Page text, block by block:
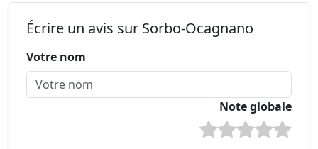
Écrire un avis sur Sorbo-Ocagnano
Votre nom
Note globale